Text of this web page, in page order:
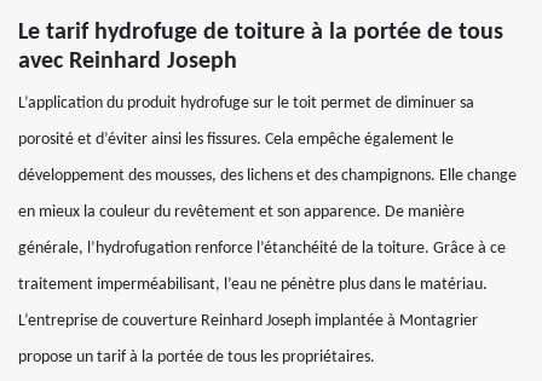
Le tarif hydrofuge de toiture à la portée de tous
avec Reinhard Joseph
L’application du produit hydrofuge sur le toit permet de diminuer sa
porosité et d’éviter ainsi les fissures. Cela empêche également le
développement des mousses, des lichens et des champignons. Elle change
en mieux la couleur du revêtement et son apparence. De manière
générale, l’hydrofugation renforce l’étanchéité de la toiture. Grâce à ce
traitement imperméabilisant, l’eau ne pénètre plus dans le matériau.
L’entreprise de couverture Reinhard Joseph implantée à Montagrier
propose un tarif à la portée de tous les propriétaires.